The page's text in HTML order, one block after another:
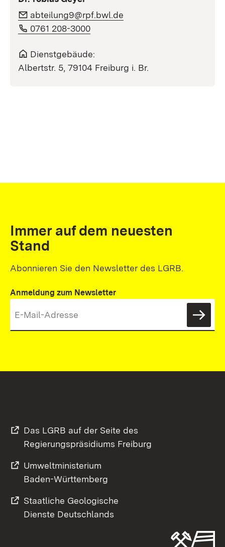
abteilung9@rpf.bwl.de
0761 208-3000
Dienstgebäude:
Albertstr. 5, 79104 Freiburg i. Br.
Immer auf dem neuesten
Stand
Abonnieren Sie den Newsletter des LGRB.
Anmeldung zum Newsletter
Das LGRB auf der Seite des
Regierungspräsidiums Freiburg
Umweltministerium
Baden-Württemberg
Staatliche Geologische
Dienste Deutschlands